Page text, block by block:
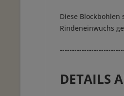
Diese
Rindeneinwuchs
DETAILS